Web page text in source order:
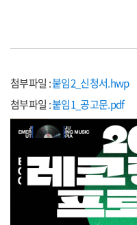
첨부파일 :붙임2_신청서.hwp
첨부파일 :붙임1_공고문.pdf